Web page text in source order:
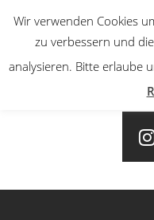
Wir verwenden Cookies
zu verbessern und
analysieren. Bitte erlaube